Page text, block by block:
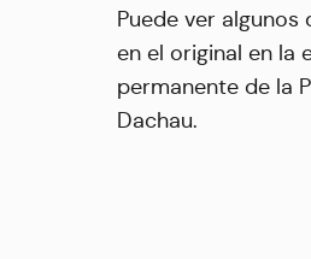
Puede ver
en el original en la
permanente de la
Dachau.